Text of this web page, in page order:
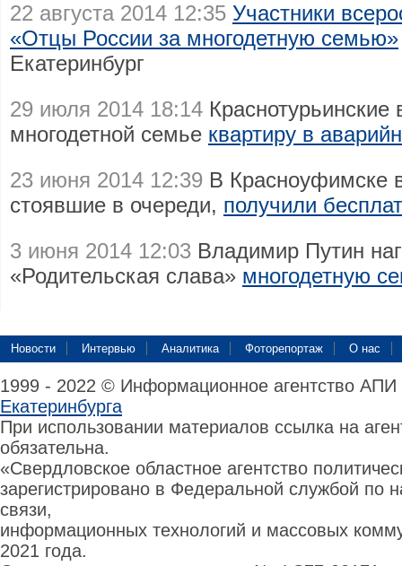
22 августа 2014 12:35 Участники
«Отцы России за многодетную семью»
Екатеринбург
29 июля 2014 18:14
многодетной семье квартиру в
23 июня 2014 12:39 В Красноуфимске
стоявшие в очереди, получили
3 июня 2014 12:03 Владимир Путин
«Родительская слава» многодетную
Новости Интервью Аналитика Фоторепортаж О нас
1999 - 2022 © Информационное агентство
Екатеринбурга
При использовании материалов ссылка на
обязательна.
«Свердловское областное агентство
зарегистрировано в Федеральной службой по
связи,
информационных технологий и массовых
2021 года.